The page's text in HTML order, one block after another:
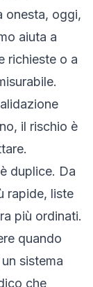
onesta, oggi,
aiuta a
richieste o a
il rischio è
duplice. Da
rapide, liste
più ordinati.
quando
sistema
che